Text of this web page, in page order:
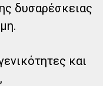
δυσαρέσκειας
και